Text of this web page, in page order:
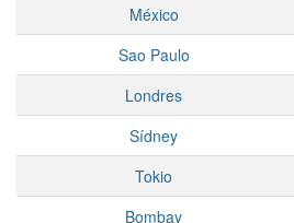
México
Sao Paulo
Londres
Sídney
Tokio
Bombay